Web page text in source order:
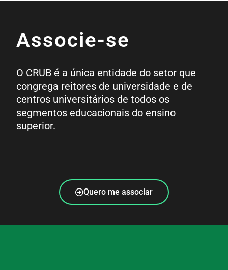
Associe-se
O CRUB é a única entidade do setor que
congrega reitores de universidade e de
centros universitários de todos os
segmentos educacionais do ensino
superior.
Quero me associar